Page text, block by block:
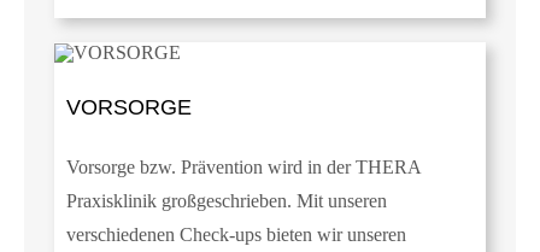
VORSORGE
Vorsorge bzw. Prävention wird in der THERA
Praxisklinik großgeschrieben. Mit unseren
verschiedenen Check-ups bieten wir unseren